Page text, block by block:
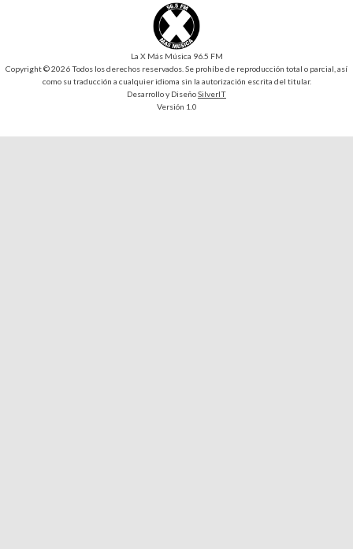
La X Más Música 96.5 FM
Copyright © 2026 Todos los derechos reservados. Se prohíbe de reproducción total o parcial, así
como su traducción a cualquier idioma sin la autorización escrita del titular.
Desarrollo y DiseñoSilverIT
Versión 1.0